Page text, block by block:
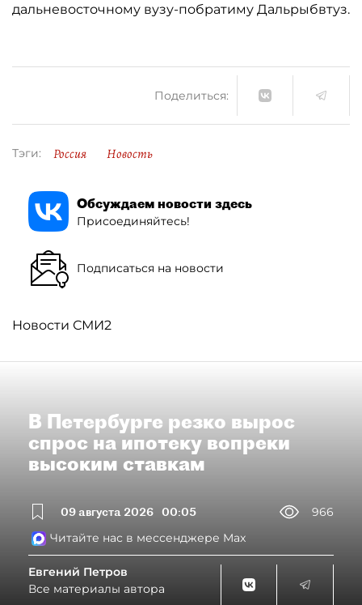
дальневосточному вузу-побратиму Дальрыбвтуз.
Поделиться:
Тэги: Россия Новость
Обсуждаем новости здесь
Присоединяйтесь!
Подписаться на новости
Новости СМИ2
В Петербурге резко вырос
спрос на ипотеку вопреки
высоким ставкам
09 августа 2026 00:05
966
Читайте нас в мессенджере Max
Евгений Петров
Все материалы автора